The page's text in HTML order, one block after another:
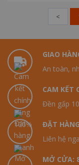
<
GIAO
An toàn,
CAM KẾT
Đền gấp
ĐẶT
Liên hệ
MỞ CỬA: